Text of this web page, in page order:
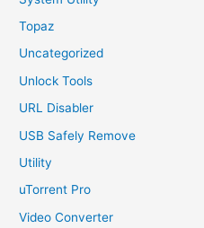
Topaz
Uncategorized
Unlock Tools
URL Disabler
USB Safely Remove
Utility
uTorrent Pro
Video Converter